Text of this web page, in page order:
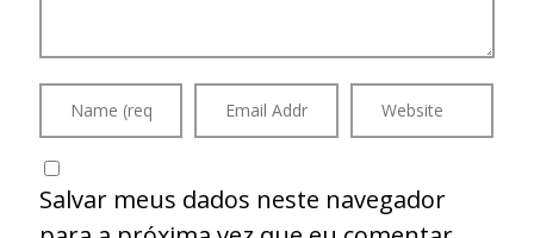
Salvar meus dados neste navegador